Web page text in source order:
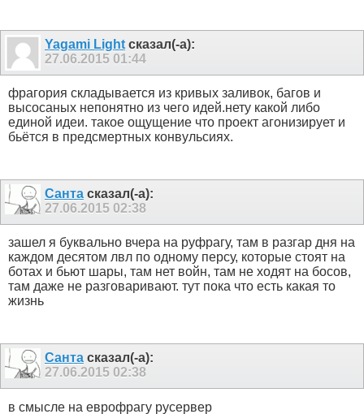
Yagami Light сказал(-а):
27.06.2015 01:44
фрагория складывается из кривых заливок, багов и
высосаных непонятно из чего идей.нету какой либо
единой идеи. такое ощущение что проект агонизирует и
бьётся в предсмертных конвульсиях.
Санта сказал(-а):
27.06.2015 02:38
зашел я буквально вчера на руфрагу, там в разгар дня на
каждом десятом лвл по одному персу, которые стоят на
ботах и бьют шары, там нет войн, там не ходят на босов,
там даже не разговаривают. тут пока что есть какая то
жизнь
Санта сказал(-а):
27.06.2015 02:38
в смысле на еврофрагу русервер